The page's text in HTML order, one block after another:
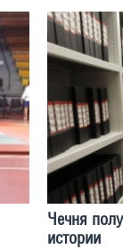
Чечня
истории